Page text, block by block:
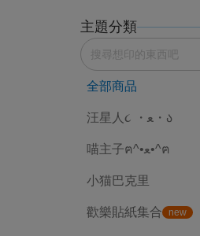
主題分類
全部商品
汪星人૮ ・ﻌ・ა
喵主子ฅ^•ﻌ•^ฅ
小猫巴克里
歡樂貼紙集合 new